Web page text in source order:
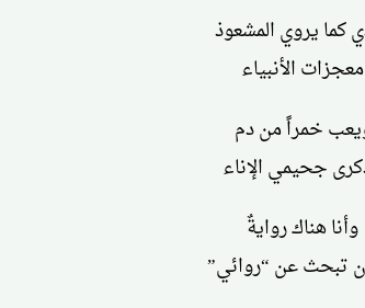
كما يروي المشعوذ
معجزات الأنبياء
خمراً من دم
جحيمي الإناء
وأنا هناك روايةٌ
تبحث عن “روائي”